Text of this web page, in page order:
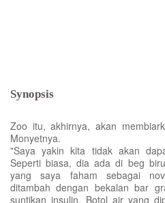
Synopsis
Zoo itu, akhirnya, akan
Monyetnya.
"Saya yakin kita tidak akan
Seperti biasa, dia ada di beg
yang saya faham sebagai
ditambah dengan bekalan bar
suntikan insulin. Botol air yang